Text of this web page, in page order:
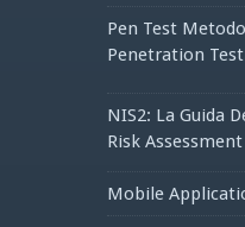
Pen Test
Penetration
NIS2: La Guida
Risk
Mobile